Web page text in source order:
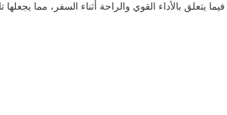
بالأداء القوي والراحة أثناء السفر، مما يجعلها